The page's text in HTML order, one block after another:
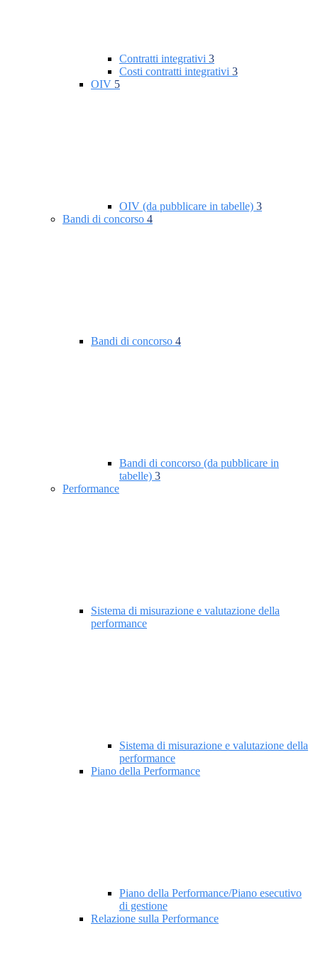
Contratti integrativi 3
Costi contratti integrativi 3
OIV 5
OIV (da pubblicare in tabelle) 3
Bandi di concorso 4
Bandi di concorso 4
Bandi di concorso (da pubblicare in
tabelle) 3
Performance
Sistema di misurazione e valutazione della
performance
Sistema di misurazione e valutazione della
performance
Piano della Performance
Piano della Performance/Piano esecutivo
di gestione
Relazione sulla Performance